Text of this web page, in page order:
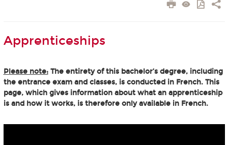
Apprenticeships
Please note:The entirety of this bachelor’s degree, including
the entrance exam and classes, is conducted in French. This
page, which gives information about what an apprenticeship
is and how it works, is therefore only available in French.